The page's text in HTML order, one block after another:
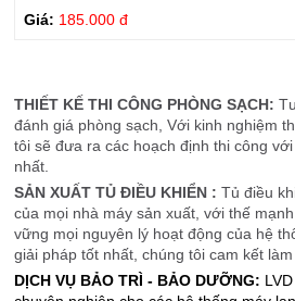
Giá: 185.000 đ
THIẾT KẾ THI CÔNG PHÒNG SẠCH:
đánh giá phòng sạch, Với kinh nghiệm
tôi sẽ đưa ra các hoạch định thi công
nhất.
SẢN XUẤT TỦ ĐIỀU KHIỂN :Tủ điều
của mọi nhà máy sản xuất, với thế
vững mọi nguyên lý hoạt động của hệ
giải pháp tốt nhất, chúng tôi cam kết
DỊCH VỤ BẢO TRÌ - BẢO DƯỠNG: